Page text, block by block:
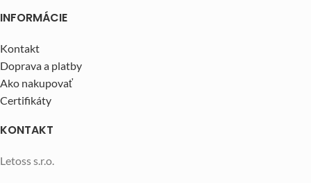
INFORMÁCIE
Kontakt
Doprava a platby
Ako nakupovať
Certifikáty
KONTAKT
Letoss s.r.o.